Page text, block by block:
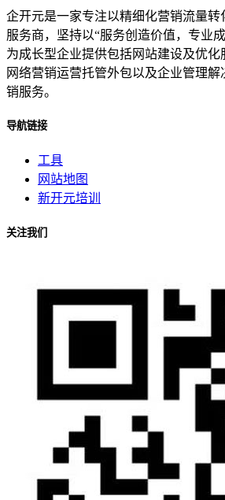
企开元是一家专注以精细化营销流量转
服务商，坚持以“服务创造价值，专业
为成长型企业提供包括网站建设及优化
网络营销运营托管外包以及企业管理
销服务。
导航链接
工具
网站地图
新开元培训
关注我们